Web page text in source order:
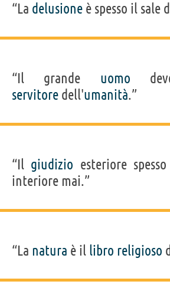
“La delusione è spesso il sale
“Il grande uomo
servitore dell'umanità.”
“Il giudizio esteriore
interiore mai.”
“La natura è il libro religioso